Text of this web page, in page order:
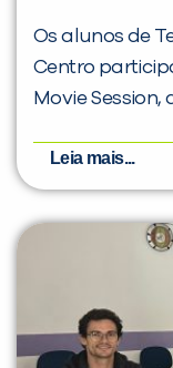
Os alunos de
Centro
Movie
Leia mais...